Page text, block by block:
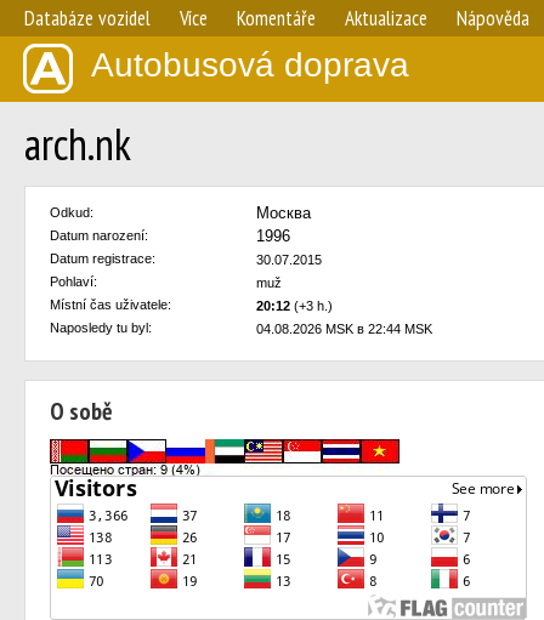
Databáze vozidel Více Komentáře Aktualizace Nápověda
Autobusová doprava
arch.nk
Odkud: Москва
Datum narození: 1996
Datum registrace:
30.07.2015
Pohlaví:
muž
Místní čas uživatele:
20:12 (+3 h.)
Naposledy tu byl:
04.08.2026 MSK в 22:44 MSK
O sobě